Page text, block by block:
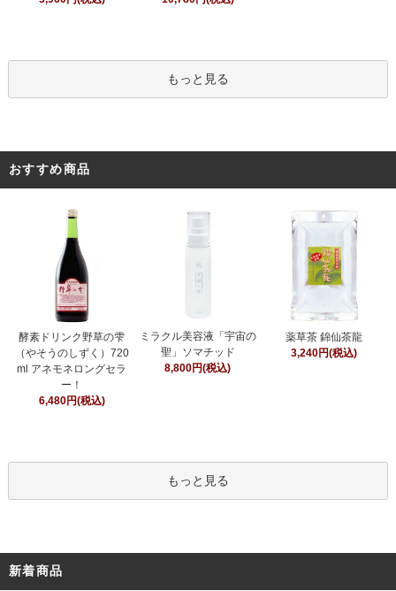
もっと見る
おすすめ商品
酵素ドリンク野草の雫
（やそうのしずく）720
ml アネモネロングセラ
ー！
6,480円(税込)
ミラクル美容液「宇宙の
聖」ソマチッド
8,800円(税込)
薬草茶 錦仙茶龍
3,240円(税込)
もっと見る
新着商品